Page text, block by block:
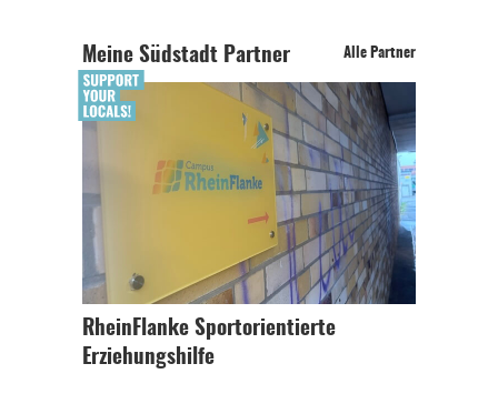
Meine Südstadt Partner Alle Partner
RheinFlanke Sportorientierte
Erziehungshilfe